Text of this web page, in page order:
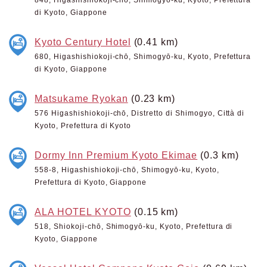
di Kyoto, Giappone
Kyoto Century Hotel (0.41 km)
680, Higashishiokoji-chō, Shimogyō-ku, Kyoto, Prefettura
di Kyoto, Giappone
Matsukame Ryokan (0.23 km)
576 Higashishiokoji-chō, Distretto di Shimogyo, Città di
Kyoto, Prefettura di Kyoto
Dormy Inn Premium Kyoto Ekimae (0.3 km)
558-8, Higashishiokoji-chō, Shimogyō-ku, Kyoto,
Prefettura di Kyoto, Giappone
ALA HOTEL KYOTO (0.15 km)
518, Shiokoji-chō, Shimogyō-ku, Kyoto, Prefettura di
Kyoto, Giappone